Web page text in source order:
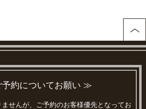
約についてお願い ≫
ませんが、ご予約のお客様優先となってお